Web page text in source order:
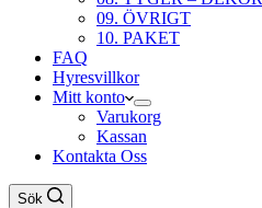
09. ÖVRIGT
10. PAKET
FAQ
Hyresvillkor
Mitt konto
Varukorg
Kassan
Kontakta Oss
Sök